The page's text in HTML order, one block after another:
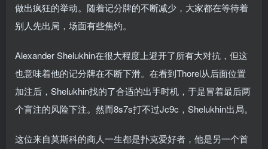
做出疯狂的举动。随着记分牌的不断减少，大家都在等待着
别人先出局，场面有些焦灼。
Alexander Shelukhin在很大程度上避开了所有大对抗，但这
也意味着他的记分牌在不断下滑。在看到Thorel从后面位置
加注后，Shelukhin找的了合适的出手时机，于是冒着最后两
个盲注的风险下注。然而8s7s打不过Jc9c，Shelukhin出局。
这位来自莫斯科的商人一生都是扑克爱好者，他是另一个首